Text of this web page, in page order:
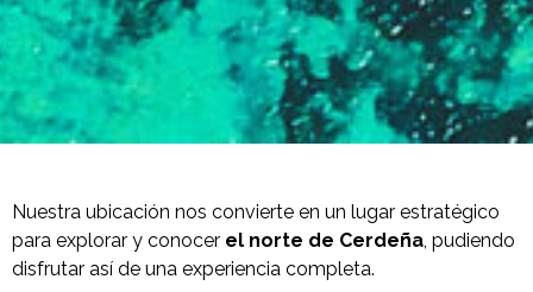
Nuestra ubicación nos convierte en un lugar estratégico
para explorar y conocer el norte de Cerdeña, pudiendo
disfrutar así de una experiencia completa.